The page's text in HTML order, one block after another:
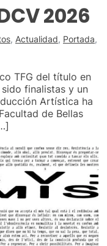
2026
, Actualidad, Portada,
TFG del título en
finalistas y un
Artística ha
de Bellas